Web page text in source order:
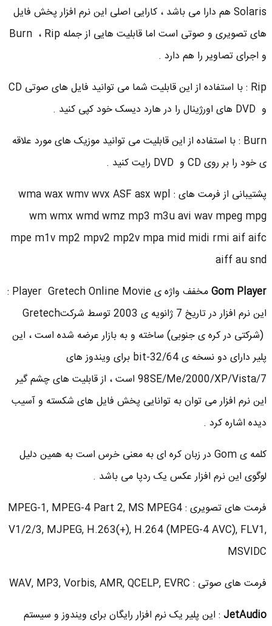
Solaris هم دارا می باشد ، کارایی اصلی این نرم افزار پخش فایل
های تصویری و صوتی است اما قابلیت هایی از جمله Burn ، Rip
و اجرای تصاویر را هم دارد .
Rip : با استفاده از این قابلیت شما می توانید فایل های صوتی CD
و DVD های اورژینال را در هارد دیسک خود کپی کنید .
Burn : با استفاده از این قابلیت می توانید موزیک های مورد علاقه
ی خود را بر روی CD و DVD رایت کنید .
پشتیبانی از فرمت های : wma wax wmv wvx ASF asx wpl
wm wmx wmd wmz mp3 m3u avi wav mpeg mpg
mpe m1v mp2 mpv2 mp2v mpa mid midi rmi aif aifc
aiff au snd
Gom Player
مخفف واژه ی Player Gretech Online Movie :
این نرم افزار در تاریخ 7 ژانویه ی 2003 توسط شرکتGretech
(شرکتی در کره ی جنوبی) ساخته و به بازار عرضه شده است ، این
پلیر دارای دو نسخه ی 32/64-bit برای ویندوز های
98SE/Me/2000/XP/Vista/7 است ، از قابلیت های چشم گیر
این نرم افزار می توان به توانایی پخش فایل های شکسته و آسیب
دیده اشاره کرد .
کلمه ی Gom در زبان کره ای به معنی خرس است به همین دلیل
لوگوی این نرم افزار عکس یک ردپا می باشد .
فرمت های تصویری : MPEG-1, MPEG-4 Part 2, MS MPEG4
V1/2/3, MJPEG, H.263(+), H.264 (MPEG-4 AVC), FLV1,
MSVIDC
فرمت های صوتی : WAV, MP3, Vorbis, AMR, QCELP, EVRC
JetAudio: این پلیر یک نرم افزار رایگان برای ویندوز و سیستم